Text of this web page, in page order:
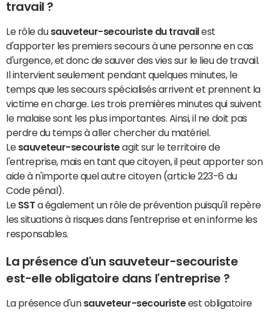
travail ?
Le rôle du sauveteur-secouriste du travail est
d'apporter les premiers secours à une personne en cas
d'urgence, et donc de sauver des vies sur le lieu de travail.
Il intervient seulement pendant quelques minutes, le
temps que les secours spécialisés arrivent et prennent la
victime en charge. Les trois premières minutes qui suivent
le malaise sont les plus importantes. Ainsi, il ne doit pas
perdre du temps à aller chercher du matériel.
Le sauveteur-secouristeagit sur le territoire de
l'entreprise, mais en tant que citoyen, il peut apporter son
aide à n'importe quel autre citoyen (article 223-6 du
Code pénal).
Le SST a également un rôle de prévention puisqu'il repère
les situations à risques dans l'entreprise et en informe les
responsables.
La présence d'un sauveteur-secouriste
est-elle obligatoire dans l'entreprise ?
La présence d'un sauveteur-secouristeest obligatoire